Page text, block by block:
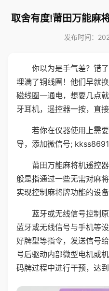
取舍有度!莆田万能麻
发布时间：
你以为是手气差？错
埋满了铜线圈！他们早就
磁线圈一通电，想要几点
牙耳机，遥控器一按，直
若你在仪器使用上需
导，添加微信号; kkss8691
莆田万能麻将机遥控
般是指通过一些无需对麻
实现控制麻将牌功能的设备
蓝牙或无线信号控制
蓝牙或无线信号与手机等
好牌型等指令，发送信号
号后驱动内部微型电机或
码牌过程中进行干预，达到